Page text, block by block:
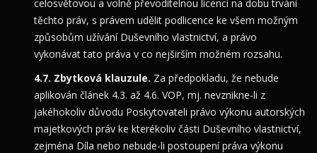
celosvětovou a volně převoditelnou licenci na dobu trvání
těchto práv, s právem udělit podlicence ke všem možným
způsobům užívání Duševního vlastnictví, a právo
vykonávat tato práva v co nejširším možném rozsahu.
Zbytková klauzule. Za předpokladu, že nebude
aplikován článek 4.3. až 4.6. VOP, mj. nevznikne-li z
jakéhokoliv důvodu Poskytovateli právo výkonu autorských
majetkových práv ke kterékoliv části Duševního vlastnictví,
zejména Díla nebo nebude-li postoupení práva výkonu